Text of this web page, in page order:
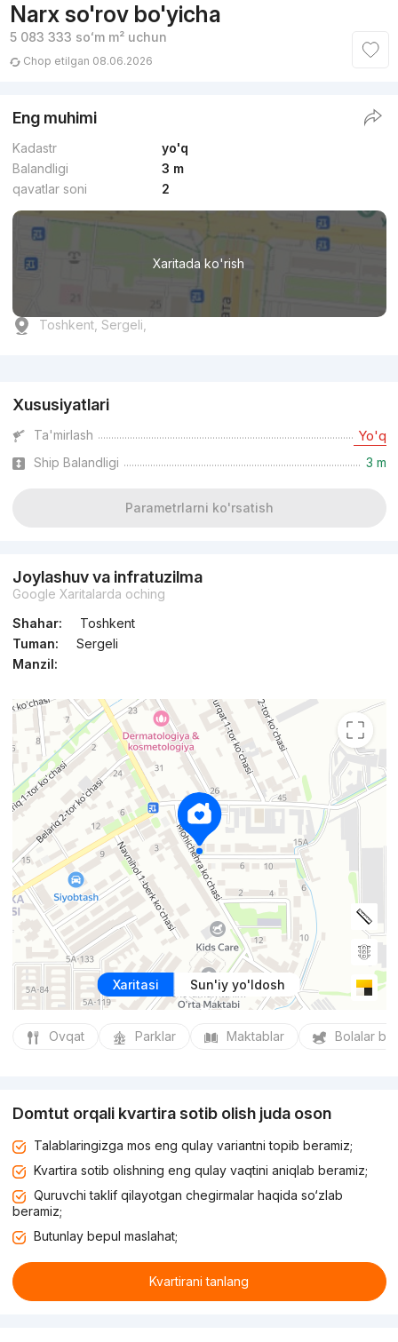
Narx so'rov bo'yicha
5 083 333 soʻmm² uchun
Chop etilgan 08.06.2026
Eng muhimi
Kadastr
yo'q
Balandligi
3 m
qavatlar soni
2
Xaritada ko'rish
Toshkent, Sergeli,
Xususiyatlari
Ta'mirlash Yo'q
Ship Balandligi 3 m
Parametrlarni ko'rsatish
Joylashuv va infratuzilma
Google Xaritalarda oching
Shahar:
Toshkent
Tuman:
Sergeli
Manzil:
Xaritasi Sun'iy yo'ldosh
Ovqat Parklar Maktablar Bolalar
Domtut orqali kvartira sotib olish juda oson
Talablaringizga mos eng qulay variantni topib beramiz;
Kvartira sotib olishning eng qulay vaqtini aniqlab beramiz;
Quruvchi taklif qilayotgan chegirmalar haqida so‘zlab
beramiz;
Butunlay bepul maslahat;
Kvartirani tanlang